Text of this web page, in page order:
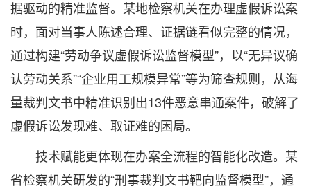
据驱动的精准监督。某地检察机关在办理虚假诉讼案
时，面对当事人陈述合理、证据链看似完整的情况，
通过构建“劳动争议虚假诉讼监督模型”，以“无异议确
认劳动关系”“企业用工规模异常”等为筛查规则，从海
量裁判文书中精准识别出13件恶意串通案件，破解了
虚假诉讼发现难、取证难的困局。
技术赋能更体现在办案全流程的智能化改造。某
省检察机关研发的“刑事裁判文书靶向监督模型”，通